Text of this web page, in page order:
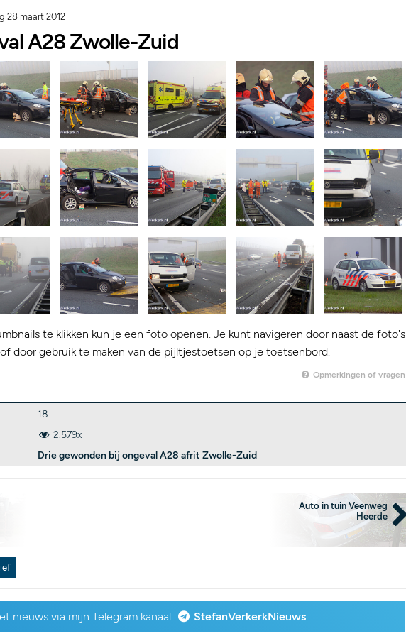
28 maart 2012
A28 Zwolle-Zuid
te klikken kun je een foto openen. Je kunt navigeren door naast de foto's
door gebruik te maken van de pijltjestoetsen op je toetsenbord.
Opmerkingen of vragen
18
2.579x
Drie gewonden bij ongeval A28 afrit Zwolle-Zuid
Auto in tuin Veenweg
Heerde
nieuws via mijn Telegram kanaal: StefanVerkerkNieuws